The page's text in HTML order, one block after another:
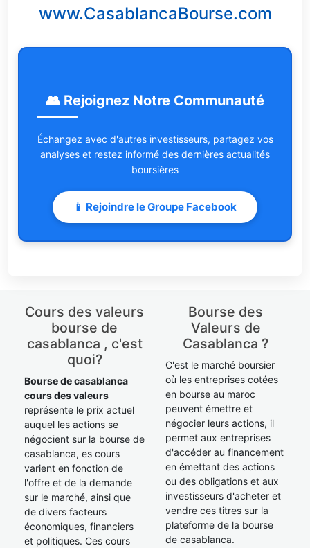
www.CasablancaBourse.com
👥 Rejoignez Notre Communauté
Échangez avec d'autres investisseurs, partagez vos
analyses et restez informé des dernières actualités
boursières
📱 Rejoindre le Groupe Facebook
Cours des valeurs
bourse de
casablanca , c'est
quoi?
Bourse de casablanca
cours des valeurs
représente le prix actuel
auquel les actions se
négocient sur la bourse de
casablanca, es cours
varient en fonction de
l'offre et de la demande
sur le marché, ainsi que
de divers facteurs
économiques, financiers
et politiques. Ces cours
Bourse des
Valeurs de
Casablanca ?
C'est le marché boursier
où les entreprises cotées
en bourse au maroc
peuvent émettre et
négocier leurs actions, il
permet aux entreprises
d'accéder au financement
en émettant des actions
ou des obligations et aux
investisseurs d'acheter et
vendre ces titres sur la
plateforme de la bourse
de casablanca.